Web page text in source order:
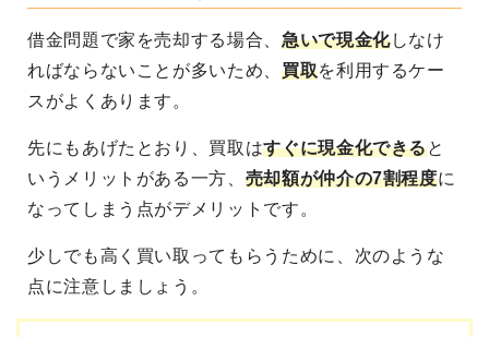
借金問題で家を売却する場合、 急いで現金化しなけ
ればならないことが多いため、 買取を利用するケー
スがよくあります。
先にもあげたとおり、買取はすぐに現金化できると
いうメリットがある一方、 売却額が仲介の7割程度に
なってしまう点がデメリットです。
少しでも高く買い取ってもらうために、次のような
点に注意しましょう。